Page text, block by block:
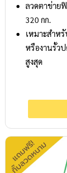
ลวดตาข่าย
320 กก.
เหมาะสำห
หรืองานรั้ว
สูงสุด